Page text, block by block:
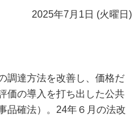
2025年7月1日 (火曜日)
調達方法を改善し、価格だ
価の導入を打ち出した公共
品確法）。24年６月の法改